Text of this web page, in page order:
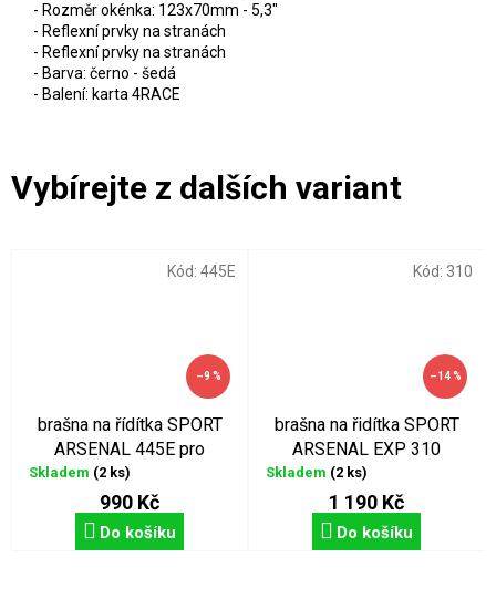
- Rozměr okénka: 123x70mm - 5,3"
- Reflexní prvky na stranách
- Reflexní prvky na stranách
- Barva: černo - šedá
- Balení: karta 4RACE
–9 %
brašna na řídítka SPORT
ARSENAL 445E pro
elektrokola
Skladem (2 ks)
990 Kč
Do košíku
Kód: 445E
–14 %
brašna na řidítka SPORT
ARSENAL EXP 310
Skladem (2 ks)
1 190 Kč
Do košíku
Kód: 310